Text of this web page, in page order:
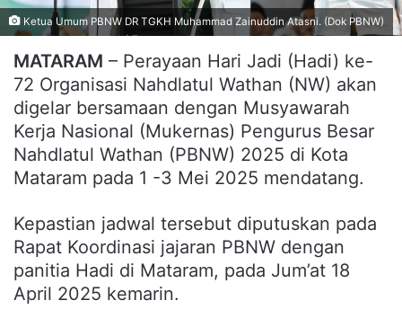
Ketua Umum PBNW DR TGKH Muhammad Zainuddin Atasni. (Dok PBNW)
MATARAM – Perayaan Hari Jadi (Hadi) ke-
72 Organisasi Nahdlatul Wathan (NW) akan
digelar bersamaan dengan Musyawarah
Kerja Nasional (Mukernas) Pengurus Besar
Nahdlatul Wathan (PBNW) 2025 di Kota
Mataram pada 1 -3 Mei 2025 mendatang.
Kepastian jadwal tersebut diputuskan pada
Rapat Koordinasi jajaran PBNW dengan
panitia Hadi di Mataram, pada Jum’at 18
April 2025 kemarin.